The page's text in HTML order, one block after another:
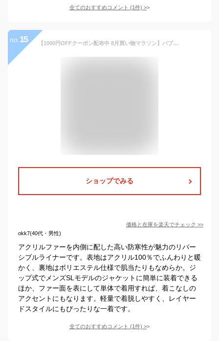
全てのおすすめコメント (1件) >
no. 15 【1000円OFFクーポン配布中 8月買い物マラソン】バブアー ファーライナー ベスト ジレ リバーシブル Barbour FUR LINER 2way【国内正規品】
ショップでみる
価格と在庫を楽天でチェック >>
okk7(40代・男性)
アクリルファーを内側に配した高い防寒性が魅力のリバー
シブルライナーです。表地はアクリル100％でふんわりと暖
かく、裏地はポリエステル仕様で肌当たりもなめらか。ジ
ップ式でメンズSLモデルのジャケットに簡単に装着できる
ほか、ファー面を表にして単体で着用すれば、着こなしの
アクセントにもなります。軽量で着脱しやすく、レイヤー
ドスタイルにもぴったりな一着です。
全てのおすすめコメント (1件) >